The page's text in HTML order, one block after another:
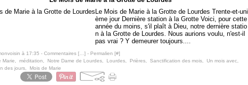
Le Mois de Marie à la Grotte de Lourdes Trente-et-uni
ème jour Dernière station à la Grotte Voici, pour cette
année du moins, s'il plaît à Dieu, notre dernière statio
n à la Grotte de Lourdes. Nous aurions voulu, n'est-il
pas vrai ? Y demeurer toujours....
à 17:35 - Commentaires [ ] - Permalien [#]
Marie méditation Notre Dame de Lourdes Lourdes Prières Sanctification des mois Un mois avec
des jours
Mois de Marie